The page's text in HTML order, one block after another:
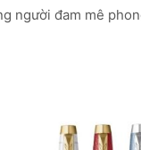
người đam mê